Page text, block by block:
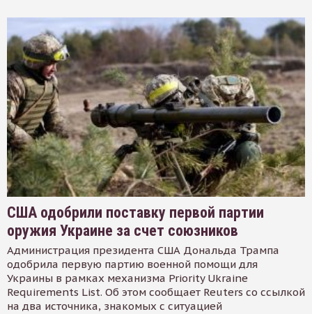
США одобрили поставку первой партии
оружия Украине за счет союзников
Администрация президента США Дональда Трампа
одобрила первую партию военной помощи для
Украины в рамках механизма Priority Ukraine
Requirements List. Об этом сообщает Reuters со ссылкой
на два источника, знакомых с ситуацией